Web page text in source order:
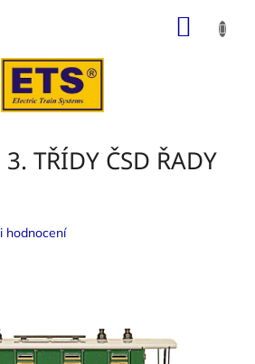
TŘÍDY ČSD ŘADY
hodnocení